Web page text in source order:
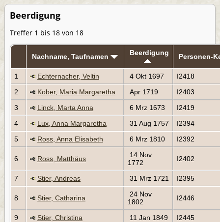
Beerdigung
Treffer 1 bis 18 von 18
Nachname, Taufnamen Beerdigung Personen-
1 Echternacher, Veltin 4 Okt 1697
I2418
2
Kober, Maria Margaretha Apr 1719
I2403
3
Linck, Marta Anna 6 Mrz 1673
I2419
4
Lux, Anna Margaretha 31 Aug 1757
I2394
5
Ross, Anna Elisabeth 6 Mrz 1810 I2392
6 Ross, Matthäus
14 Nov
1772
I2402
7 Stier, Andreas 31 Mrz 1721 I2395
8 Stier, Catharina
24 Nov
1802
I2446
9 Stier, Christina 11 Jan 1849
I2445